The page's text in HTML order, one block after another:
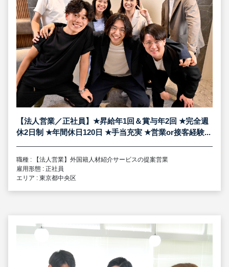
【法人営業／正社員】 ★昇給年1回＆賞与年2回 ★完全週
休2日制 ★年間休日120日 ★手当充実 ★営業or接客経験...
職種 : 【法人営業】外国籍人材紹介サービスの提案営業
雇用形態 : 正社員
エリア : 東京都中央区